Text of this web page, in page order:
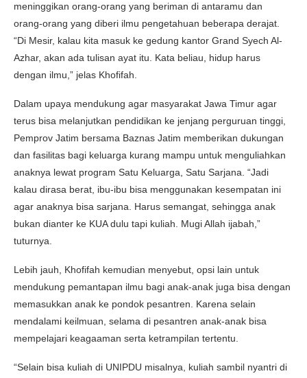
meninggikan orang-orang yang beriman di antaramu dan
orang-orang yang diberi ilmu pengetahuan beberapa derajat.
“Di Mesir, kalau kita masuk ke gedung kantor Grand Syech Al-
Azhar, akan ada tulisan ayat itu. Kata beliau, hidup harus
dengan ilmu,” jelas Khofifah.
Dalam upaya mendukung agar masyarakat Jawa Timur agar
terus bisa melanjutkan pendidikan ke jenjang perguruan tinggi,
Pemprov Jatim bersama Baznas Jatim memberikan dukungan
dan fasilitas bagi keluarga kurang mampu untuk menguliahkan
anaknya lewat program Satu Keluarga, Satu Sarjana. “Jadi
kalau dirasa berat, ibu-ibu bisa menggunakan kesempatan ini
agar anaknya bisa sarjana. Harus semangat, sehingga anak
bukan dianter ke KUA dulu tapi kuliah. Mugi Allah ijabah,”
tuturnya.
Lebih jauh, Khofifah kemudian menyebut, opsi lain untuk
mendukung pemantapan ilmu bagi anak-anak juga bisa dengan
memasukkan anak ke pondok pesantren. Karena selain
mendalami keilmuan, selama di pesantren anak-anak bisa
mempelajari keagaaman serta ketrampilan tertentu.
“Selain bisa kuliah di UNIPDU misalnya, kuliah sambil nyantri di